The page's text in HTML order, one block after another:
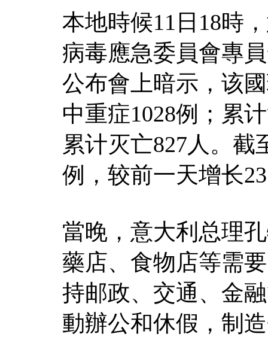
本地時候11日18時
病毒應急委員會專
公布會上暗示，该
中重症1028例；累
累计灭亡827人。截
例，较前一天增长
當晚，意大利总理
藥店、食物店等需
持邮政、交通、金
動辦公和休假，制